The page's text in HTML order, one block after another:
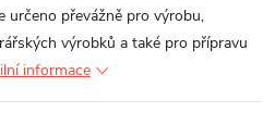
určeno převážně pro výrobu,
výrobků a také pro přípravu
informace